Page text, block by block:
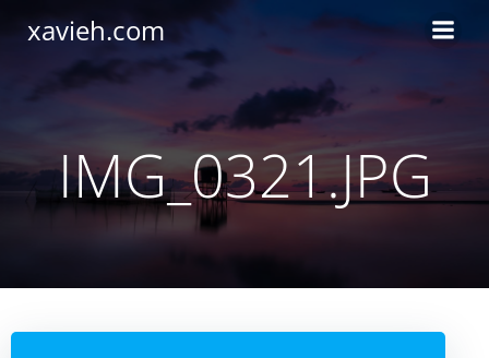
xavieh.com
IMG_0321.JPG